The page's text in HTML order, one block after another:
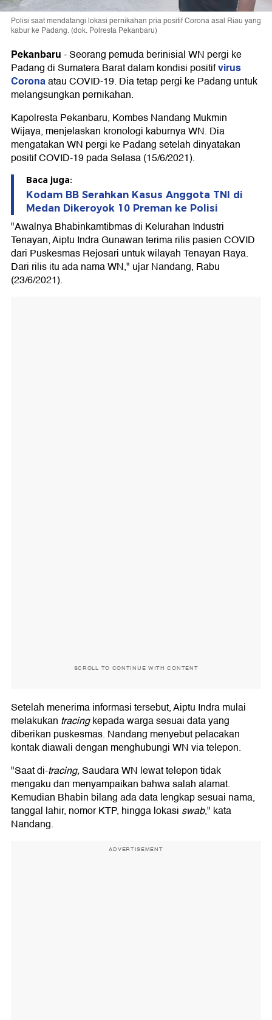
Polisi saat mendatangi lokasi pernikahan pria positif Corona asal Riau yang
kabur ke Padang. (dok. Polresta Pekanbaru)
Pekanbaru-Seorang pemuda berinisial WN pergi ke
Padang di Sumatera Barat dalam kondisi positifvirus
Coronaatau COVID-19. Dia tetap pergi ke Padang untuk
melangsungkan pernikahan.
Kapolresta Pekanbaru, Kombes Nandang Mukmin
Wijaya, menjelaskan kronologi kaburnya WN. Dia
mengatakan WN pergi ke Padang setelah dinyatakan
positif COVID-19 pada Selasa (15/6/2021).
Baca juga:
Kodam BB Serahkan Kasus Anggota TNI di
Medan Dikeroyok 10 Preman ke Polisi
"Awalnya Bhabinkamtibmas di Kelurahan Industri
Tenayan, Aiptu Indra Gunawan terima rilis pasien COVID
dari Puskesmas Rejosari untuk wilayah Tenayan Raya.
Dari rilis itu ada nama WN," ujar Nandang, Rabu
(23/6/2021).
SCROLL TO CONTINUE WITH CONTENT
Setelah menerima informasi tersebut, Aiptu Indra mulai
melakukan tracingkepada warga sesuai data yang
diberikan puskesmas. Nandang menyebut pelacakan
kontak diawali dengan menghubungi WN via telepon.
"Saat di-tracing,Saudara WN lewat telepon tidak
mengaku dan menyampaikan bahwa salah alamat.
Kemudian Bhabin bilang ada data lengkap sesuai nama,
tanggal lahir, nomor KTP, hingga lokasi swab," kata
Nandang.
ADVERTISEMENT